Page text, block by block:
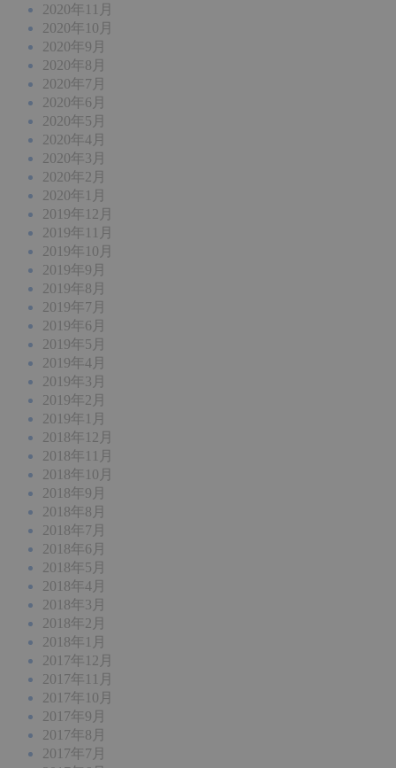
2020年11月
2020年10月
2020年9月
2020年8月
2020年7月
2020年6月
2020年5月
2020年4月
2020年3月
2020年2月
2020年1月
2019年12月
2019年11月
2019年10月
2019年9月
2019年8月
2019年7月
2019年6月
2019年5月
2019年4月
2019年3月
2019年2月
2019年1月
2018年12月
2018年11月
2018年10月
2018年9月
2018年8月
2018年7月
2018年6月
2018年5月
2018年4月
2018年3月
2018年2月
2018年1月
2017年12月
2017年11月
2017年10月
2017年9月
2017年8月
2017年7月